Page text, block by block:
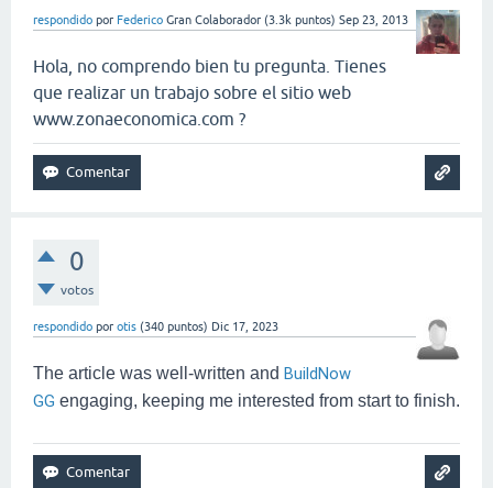
respondido por Federico Gran Colaborador (3.3k puntos) Sep 23, 2013
Hola, no comprendo bien tu pregunta. Tienes
que realizar un trabajo sobre el sitio web
www.zonaeconomica.com ?
0
votos
respondido por otis (340 puntos) Dic 17, 2023
The article was well-written and BuildNow
GG engaging, keeping me interested from start to finish.